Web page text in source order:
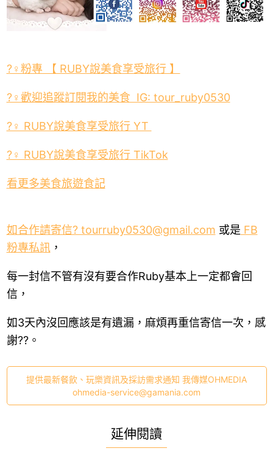
?‍♀️粉專 【 RUBY說美食享受旅行 】
?‍♀️歡迎追蹤訂閱我的美食 IG: tour_ruby0530
?‍♀️ RUBY說美食享受旅行 YT
?‍♀️ RUBY說美食享受旅行 TikTok
看更多美食旅遊食記
如合作請寄信? tourruby0530@gmail.com 或是 FB
粉專私訊，
每一封信不管有沒有要合作Ruby基本上一定都會回
信，
如3天內沒回應該是有遺漏，麻煩再重信寄信一次，感
謝??。
提供最新餐飲、玩樂資訊及採訪需求通知 我傳媒OHMEDIA
ohmedia-service@gamania.com
延伸閱讀